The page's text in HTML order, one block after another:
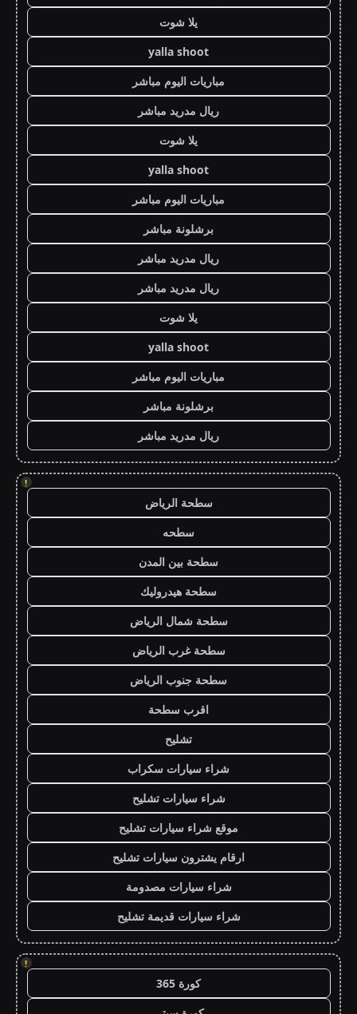
يلا شوت
yalla shoot
مباريات اليوم مباشر
ريال مدريد مباشر
يلا شوت
yalla shoot
مباريات اليوم مباشر
برشلونة مباشر
ريال مدريد مباشر
ريال مدريد مباشر
يلا شوت
yalla shoot
مباريات اليوم مباشر
برشلونة مباشر
ريال مدريد مباشر
!
سطحة الرياض
سطحه
سطحة بين المدن
سطحة هيدروليك
سطحة شمال الرياض
سطحة غرب الرياض
سطحة جنوب الرياض
اقرب سطحة
تشليح
شراء سيارات سكراب
شراء سيارات تشليح
موقع شراء سيارات تشليح
ارقام يشترون سيارات تشليح
شراء سيارات مصدومة
شراء سيارات قديمة تشليح
!
كورة 365